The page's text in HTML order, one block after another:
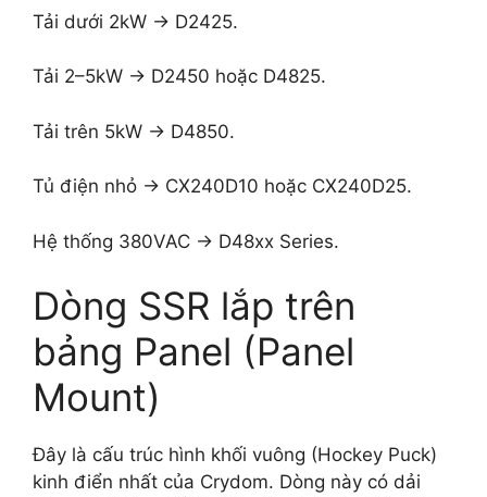
Tải dưới 2kW → D2425.
Tải 2–5kW → D2450 hoặc D4825.
Tải trên 5kW → D4850.
Tủ điện nhỏ → CX240D10 hoặc CX240D25.
Hệ thống 380VAC → D48xx Series.
Dòng SSR lắp trên
bảng Panel (Panel
Mount)
Đây là cấu trúc hình khối vuông (Hockey Puck)
kinh điển nhất của Crydom. Dòng này có dải